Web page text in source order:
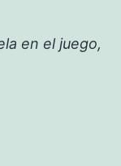
en el juego,